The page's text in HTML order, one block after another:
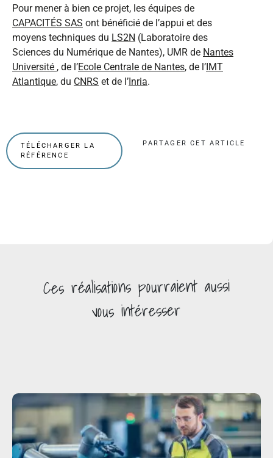
Pour mener à bien ce projet, les équipes de
CAPACITÉS SAS ont bénéficié de l’appui et des
moyens techniques du LS2N (Laboratoire des
Sciences du Numérique de Nantes), UMR de Nantes
Université , de l’Ecole Centrale de Nantes, de l’IMT
Atlantique, du CNRS et de l’Inria.
TÉLÉCHARGER LA
RÉFÉRENCE
PARTAGER CET ARTICLE
Ces réalisationspourraient aussi
vous intéresser